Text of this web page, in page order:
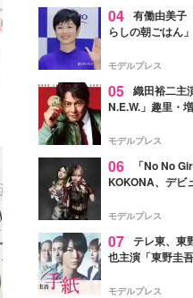
04 有働由美子
らしの朝ごはん
そう」と反響
モデルプレス
05 織田裕二主
N.E.W.」趣里・
徴する“謎のキー
モデルプレス
06
「No No
KOKONA、デビ
リリースへ
モデルプレス
07 テレ東、東
也主演「東野圭
モデルプレス